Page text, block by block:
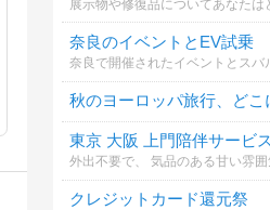
展示物や修復品についてあなたは
奈良のイベントとEV試乗
秋のヨーロッパ旅行、どこ
クレジットカード還元祭